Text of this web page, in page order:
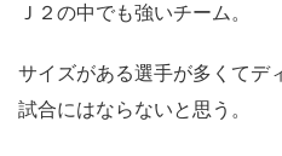
Ｊ２の中でも強いチーム。
サイズがある選手が多くてデ
試合にはならないと思う。